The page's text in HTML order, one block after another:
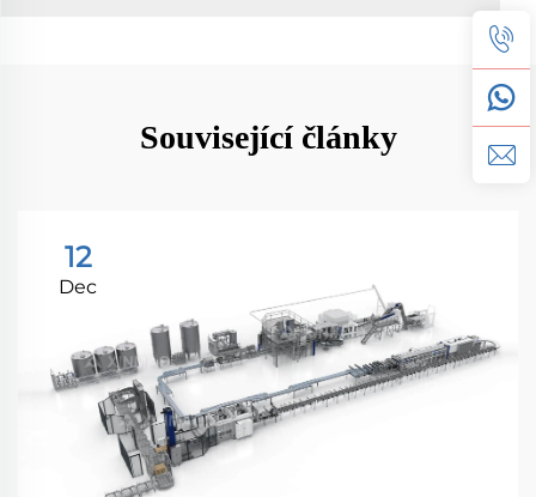
Související články
12
Dec